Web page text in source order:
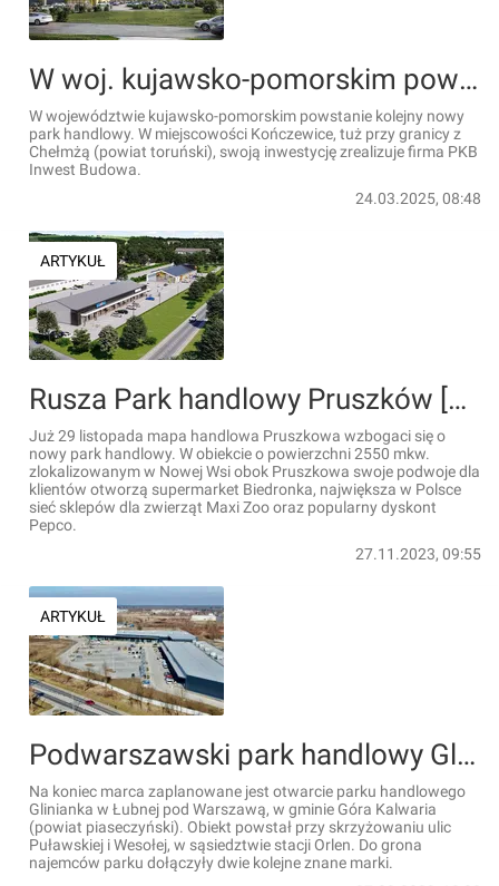
W woj. kujawsko-pomorskim powstanie nowy park handlowy [WIZUALIZACJE]
W województwie kujawsko-pomorskim powstanie kolejny nowy
park handlowy. W miejscowości Kończewice, tuż przy granicy z
Chełmżą (powiat toruński), swoją inwestycję zrealizuje firma PKB
Inwest Budowa.
24.03.2025, 08:48
ARTYKUŁ
Rusza Park handlowy Pruszków [WIZUALIZACJE]
Już 29 listopada mapa handlowa Pruszkowa wzbogaci się o
nowy park handlowy. W obiekcie o powierzchni 2550 mkw.
zlokalizowanym w Nowej Wsi obok Pruszkowa swoje podwoje dla
klientów otworzą supermarket Biedronka, największa w Polsce
sieć sklepów dla zwierząt Maxi Zoo oraz popularny dyskont
Pepco.
27.11.2023, 09:55
ARTYKUŁ
Podwarszawski park handlowy Glinianka pozyskał kolejnych nowych najemców
Na koniec marca zaplanowane jest otwarcie parku handlowego
Glinianka w Łubnej pod Warszawą, w gminie Góra Kalwaria
(powiat piaseczyński). Obiekt powstał przy skrzyżowaniu ulic
Puławskiej i Wesołej, w sąsiedztwie stacji Orlen. Do grona
najemców parku dołączyły dwie kolejne znane marki.